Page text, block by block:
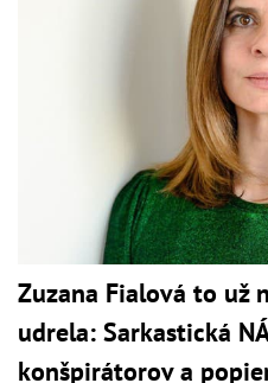
Zuzana Fialová to už
udrela: Sarkastická
konšpirátorov a